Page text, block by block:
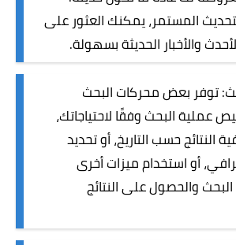
المستمر، يمكنك العثور على
والأخبار الحديثة بسهولة.
توفر بعض محركات البحث
عملية البحث وفقًا لاحتياجاتك،
النتائج حسب التاريخ، أو تحديد
أو استخدام ميزات أخرى
والحصول على النتائج